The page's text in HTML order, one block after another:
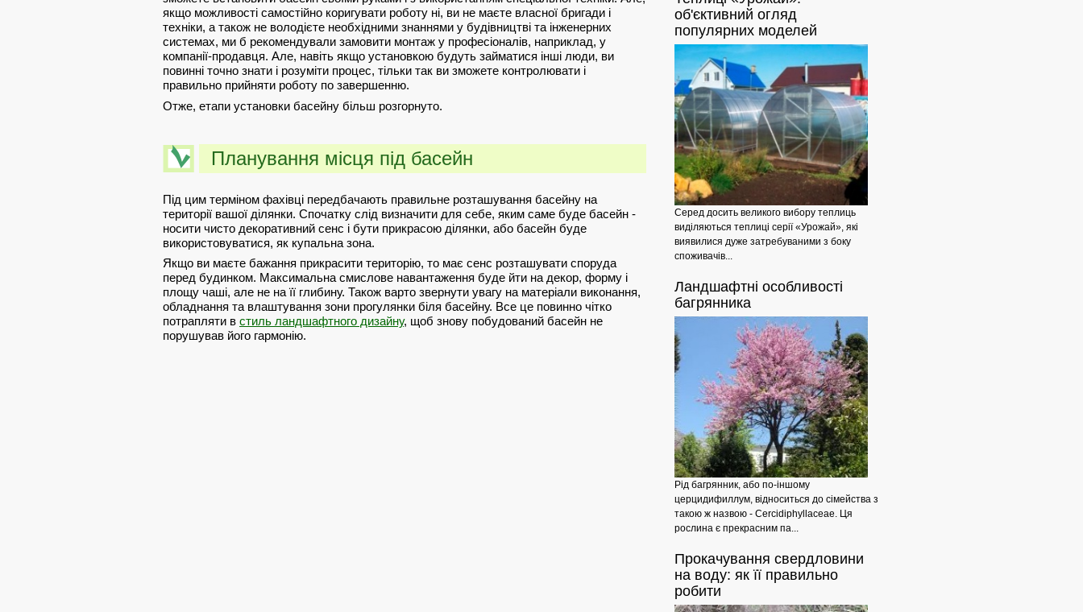
якщо можливості самостійно коригувати роботу ні, ви не маєте власної бригади і
техніки, а також не володієте необхідними знаннями у будівництві та інженерних
системах, ми б рекомендували замовити монтаж у професіоналів, наприклад, у
компанії-продавця. Але, навіть якщо установкою будуть займатися інші люди, ви
повинні точно знати і розуміти процес, тільки так ви зможете контролювати і
правильно прийняти роботу по завершенню.
Отже, етапи установки басейну більш розгорнуто.
Планування місця під басейн
Під цим терміном фахівці передбачають правильне розташування басейну на
території вашої ділянки. Спочатку слід визначити для себе, яким саме буде басейн -
носити чисто декоративний сенс і бути прикрасою ділянки, або басейн буде
використовуватися, як купальна зона.
Якщо ви маєте бажання прикрасити територію, то має сенс розташувати споруда
перед будинком. Максимальна смислове навантаження буде йти на декор, форму і
площу чаші, але не на її глибину. Також варто звернути увагу на матеріали виконання,
обладнання та влаштування зони прогулянки біля басейну. Все це повинно чітко
потрапляти в стиль ландшафтного дизайну, щоб знову побудований басейн не
порушував його гармонію.
об'єктивний огляд
популярних моделей
Серед досить великого вибору теплиць
виділяються теплиці серії «Урожай», які
виявилися дуже затребуваними з боку
споживачів...
Ландшафтні особливості
багрянника
Рід багрянник, або по-іншому
церцидифиллум, відноситься до сімейства з
такою ж назвою - Cercidiphyllaceae. Ця
рослина є прекрасним па...
Прокачування свердловини
на воду: як її правильно
робити